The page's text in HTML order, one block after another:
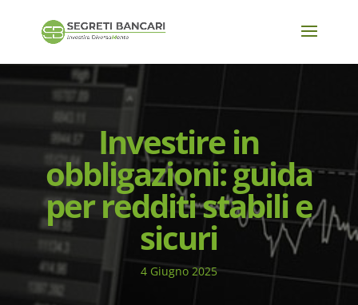
Investire in
obbligazioni: guida
per redditi stabili e
sicuri
4 Giugno 2025